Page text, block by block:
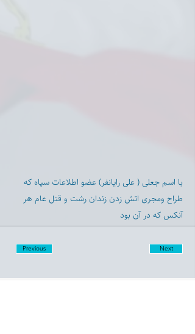
با اسم جعلى ( على رايانفر) عضو اطلاعات سپاه که
طراح و‌مجری اتش زدن زندان رشت و قتل عام هر
آنکس که در آن بود
Previous Next